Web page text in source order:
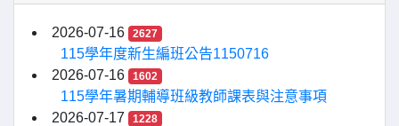
2026-07-16 2627
115學年度新生編班公告1150716
2026-07-16
1602
115學年暑期輔導班級教師課表與注意事項
2026-07-17
1228